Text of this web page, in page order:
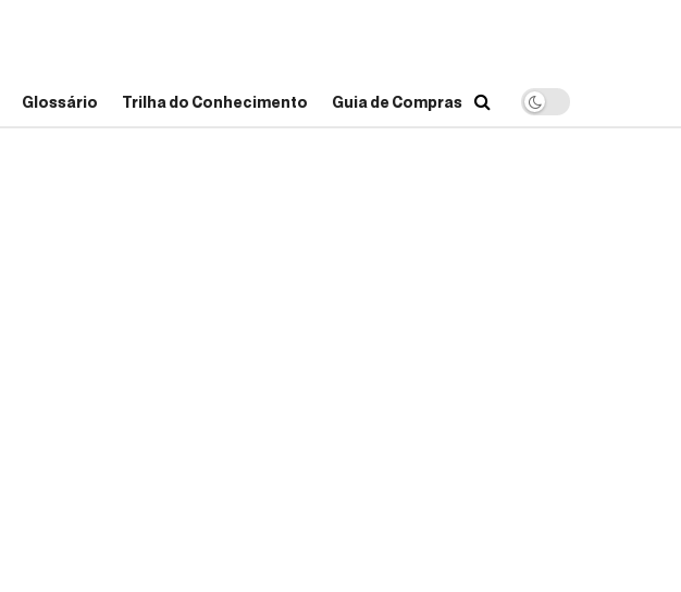
Glossário Trilha do Conhecimento Guia de Compras